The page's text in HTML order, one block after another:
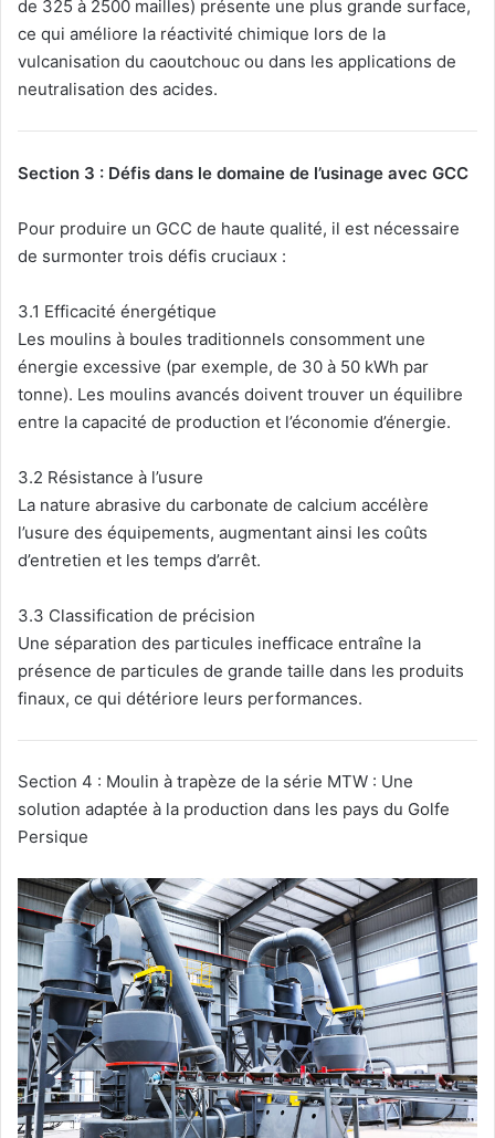
de 325 à 2500 mailles) présente une plus grande surface,
ce qui améliore la réactivité chimique lors de la
vulcanisation du caoutchouc ou dans les applications de
neutralisation des acides.
Section 3 : Défis dans le domaine de l’usinage avec GCC
Pour produire un GCC de haute qualité, il est nécessaire
de surmonter trois défis cruciaux :
3.1 Efficacité énergétique
Les moulins à boules traditionnels consomment une
énergie excessive (par exemple, de 30 à 50 kWh par
tonne). Les moulins avancés doivent trouver un équilibre
entre la capacité de production et l’économie d’énergie.
3.2 Résistance à l’usure
La nature abrasive du carbonate de calcium accélère
l’usure des équipements, augmentant ainsi les coûts
d’entretien et les temps d’arrêt.
3.3 Classification de précision
Une séparation des particules inefficace entraîne la
présence de particules de grande taille dans les produits
finaux, ce qui détériore leurs performances.
Section 4 : Moulin à trapèze de la série MTW : Une
solution adaptée à la production dans les pays du Golfe
Persique